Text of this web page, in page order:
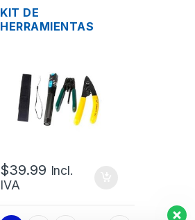
KIT DE
HERRAMIENTAS
PIEZAS
$39.99 Incl.
IVA